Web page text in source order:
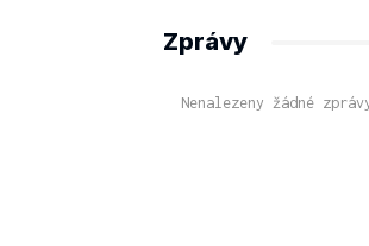
Zprávy
Nenalezeny žádné